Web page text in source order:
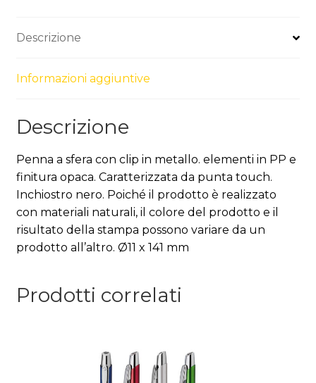
Descrizione
Informazioni aggiuntive
Descrizione
Penna a sfera con clip in metallo. elementi in PP e
finitura opaca. Caratterizzata da punta touch.
Inchiostro nero. Poiché il prodotto è realizzato
con materiali naturali, il colore del prodotto e il
risultato della stampa possono variare da un
prodotto all’altro. Ø11 x 141 mm
Prodotti correlati